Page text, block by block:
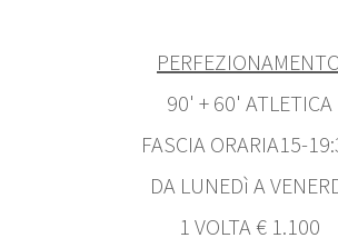
90' + 60' ATLETICA
FASCIA ORARIA15-
DA LUNEDì A
1 VOLTA € 1.100